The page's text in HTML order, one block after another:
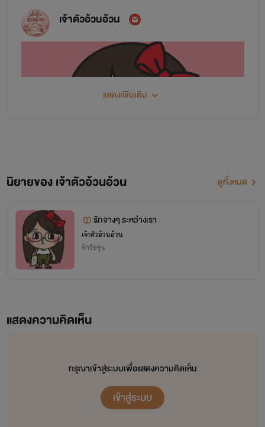
เจ้าตัวอ้วนอ้วน
ฝากติดตามผลงานของเราด้วยนะคะ
แสดงเพิ่มเติม
นิยายของ เจ้าตัวอ้วนอ้วน ดูทั้งหมด
รักจางๆ ระหว่างเรา
เจ้าตัวอ้วนอ้วน
รักวัยรุ่น
แสดงความคิดเห็น
กรุณาเข้าสู่ระบบเพื่อแสดงความคิดเห็น
เข้าสู่ระบบ